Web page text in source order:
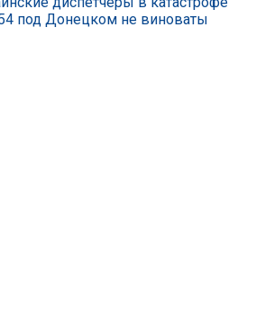
под Донецком не виноваты